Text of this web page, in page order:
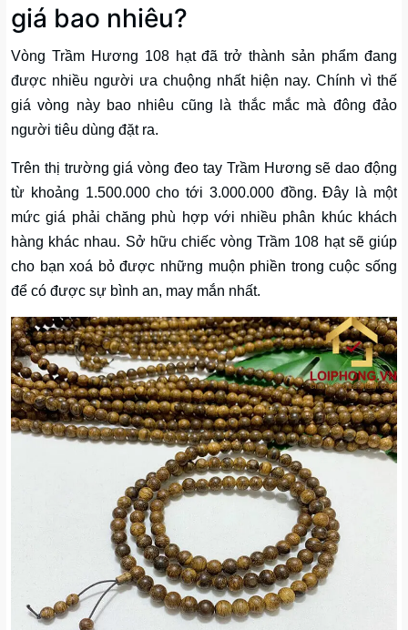
giá bao nhiêu?
Vòng Trầm Hương 108 hạt đã trở thành sản phẩm đang
được nhiều người ưa chuộng nhất hiện nay. Chính vì thế
giá vòng này bao nhiêu cũng là thắc mắc mà đông đảo
người tiêu dùng đặt ra.
Trên thị trường giá vòng đeo tay Trầm Hương sẽ dao động
từ khoảng 1.500.000 cho tới 3.000.000 đồng. Đây là một
mức giá phải chăng phù hợp với nhiều phân khúc khách
hàng khác nhau. Sở hữu chiếc vòng Trầm 108 hạt sẽ giúp
cho bạn xoá bỏ được những muộn phiền trong cuộc sống
để có được sự bình an, may mắn nhất.